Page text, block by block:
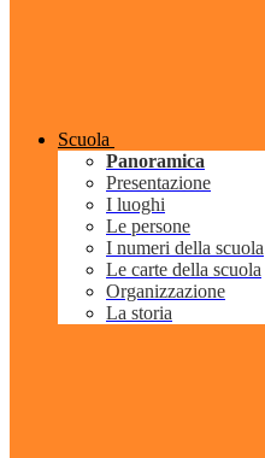
Scuola
Panoramica
Presentazione
I luoghi
Le persone
I numeri della scuola
Le carte della scuola
Organizzazione
La storia